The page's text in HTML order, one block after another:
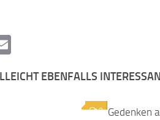
EBENFALLS
0
Gedenken